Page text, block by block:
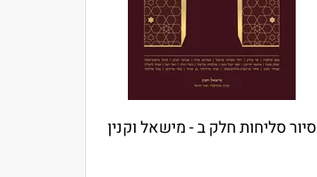
סיור סליחות חלק ב - מישאל וקנין